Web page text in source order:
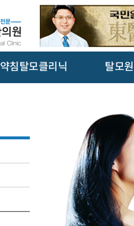
약침탈모클리닉 탈모